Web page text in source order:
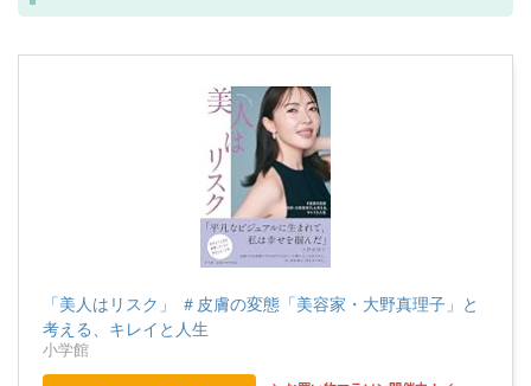
「美人はリスク」 ＃皮膚の変態「美容家・大野真理子」と
考える、キレイと人生
小学館